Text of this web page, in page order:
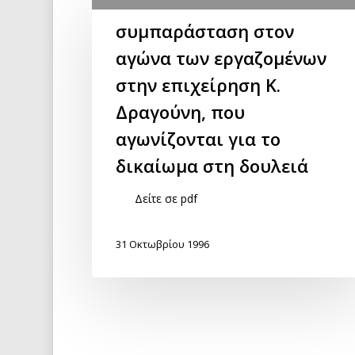
συμπαράσταση στον
αγώνα των εργαζομένων
στην επιχείρηση Κ.
Δραγούνη, που
αγωνίζονται για το
δικαίωμα στη δουλειά
Δείτε σε pdf
31 Οκτωβρίου 1996